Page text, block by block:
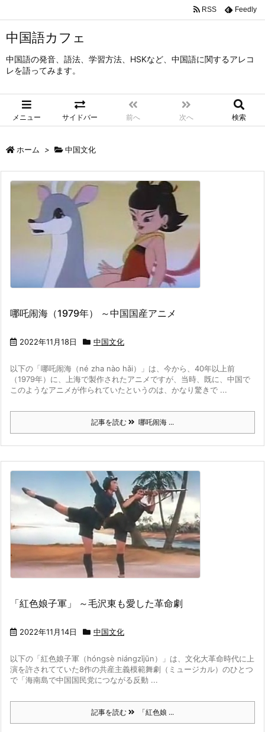
中国語カフェ
中国語の発音、語法、学習方法、HSKなど、中国語に関するアレコ
レを語ってみます。
メニュー サイドバー 前へ 次へ 検索
RSS Feedly
ホーム > 中国文化
哪吒闹海（1979年） ～中国国産アニメ
2022年11月18日 中国文化
以下の「哪吒闹海（né zha nào hǎi）」は、今から、40年以上前
（1979年）に、上海で製作されたアニメですが、当時、既に、中国で
このようなアニメが作られていたというのは、かなり驚きで ...
記事を読む 哪吒闹海 ...
「紅色娘子軍」 ～毛沢東も愛した革命劇
2022年11月14日 中国文化
以下の「紅色娘子軍（hónɡsè niánɡzǐjūn）」は、文化大革命時代に上
演を許されてていた8作の共産主義模範舞劇（ミュージカル）のひとつ
で 「海南島で中国国民党につながる反動 ...
記事を読む 「紅色娘 ...